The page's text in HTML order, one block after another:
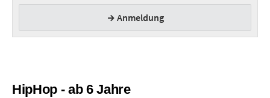
HipHop - ab 6 Jahre